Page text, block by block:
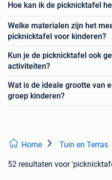
Hoe kan ik de picknicktafel
Welke materialen zijn het
picknicktafel voor kinderen?
Kun je de picknicktafel ook
activiteiten?
Wat is de ideale grootte van
groep kinderen?
Home Tuin en Terras
52 resultaten voor